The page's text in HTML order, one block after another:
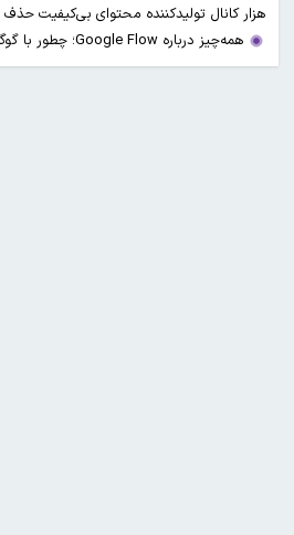
هزار کانال تولیدکننده محتوای بی‌کیفیت
همه‌چیز درباره Google Flow؛ چطور با گوگل فلو ویدیوی رایگان بسازیم؟